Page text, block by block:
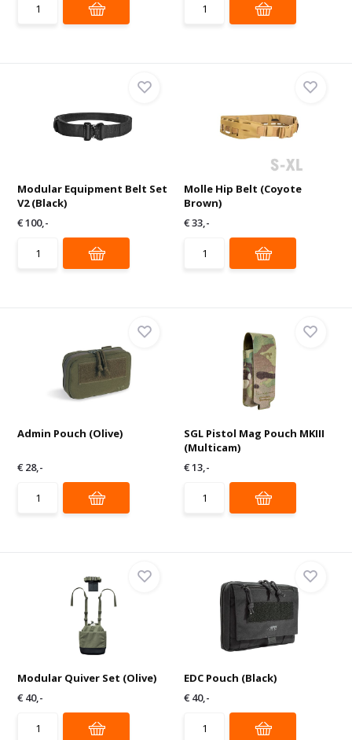
Modular Equipment Belt Set
V2 (Black)
€ 100,-
Molle Hip Belt (Coyote
Brown)
€ 33,-
Admin Pouch (Olive)
€ 28,-
SGL Pistol Mag Pouch MKIII
(Multicam)
€ 13,-
Modular Quiver Set (Olive)
€ 40,-
EDC Pouch (Black)
€ 40,-